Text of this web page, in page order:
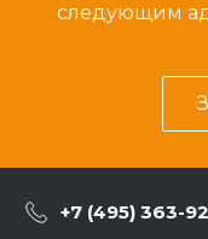
следующим
+7 (495) 363-